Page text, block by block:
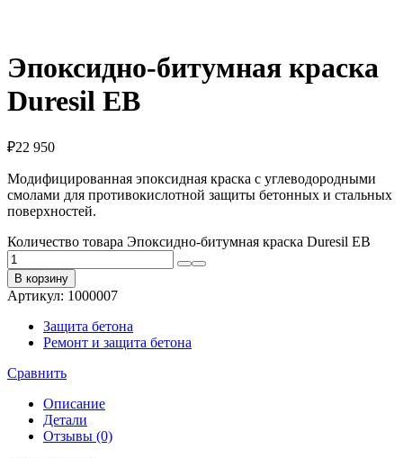
Эпоксидно-битумная краска
Duresil EB
₽22 950
Модифицированная эпоксидная краска с углеводородными
смолами для противокислотной защиты бетонных и стальных
поверхностей.
Количество товара Эпоксидно-битумная краска Duresil EB
В корзину
Артикул: 1000007
Защита бетона
Ремонт и защита бетона
Сравнить
Описание
Детали
Отзывы (0)